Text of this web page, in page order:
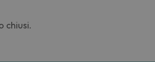
chiusi.